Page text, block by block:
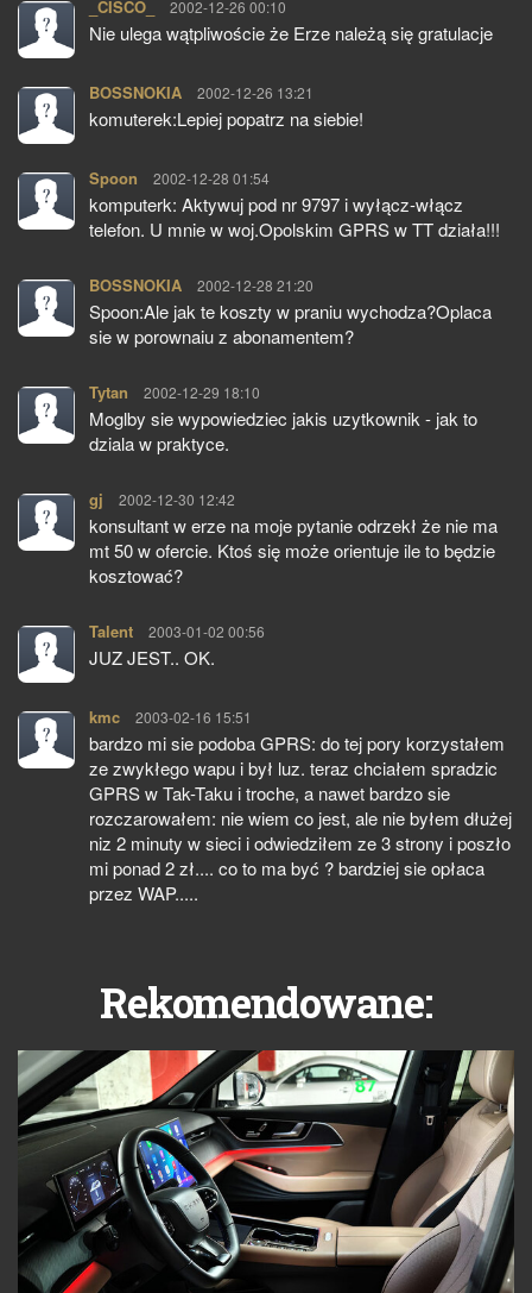
_CISCO_ pisze:
2002-12-26 00:10
Nie ulega wątpliwoście że Erze należą się gratulacje
BOSSNOKIA pisze:
2002-12-26 13:21
komuterek:Lepiej popatrz na siebie!
Spoon pisze:
2002-12-28 01:54
komputerk: Aktywuj pod nr 9797 i wyłącz-włącz
telefon. U mnie w woj.Opolskim GPRS w TT działa!!!
BOSSNOKIA pisze:
2002-12-28 21:20
Spoon:Ale jak te koszty w praniu wychodza?Oplaca
sie w porownaiu z abonamentem?
Tytan pisze:
2002-12-29 18:10
Moglby sie wypowiedziec jakis uzytkownik - jak to
dziala w praktyce.
gj pisze:
2002-12-30 12:42
konsultant w erze na moje pytanie odrzekł że nie ma
mt 50 w ofercie. Ktoś się może orientuje ile to będzie
kosztować?
Talent pisze:
2003-01-02 00:56
JUZ JEST.. OK.
kmc pisze:
2003-02-16 15:51
bardzo mi sie podoba GPRS: do tej pory korzystałem
ze zwykłego wapu i był luz. teraz chciałem spradzic
GPRS w Tak-Taku i troche, a nawet bardzo sie
rozczarowałem: nie wiem co jest, ale nie byłem dłużej
niz 2 minuty w sieci i odwiedziłem ze 3 strony i poszło
mi ponad 2 zł.... co to ma być ? bardziej sie opłaca
przez WAP.....
Rekomendowane: